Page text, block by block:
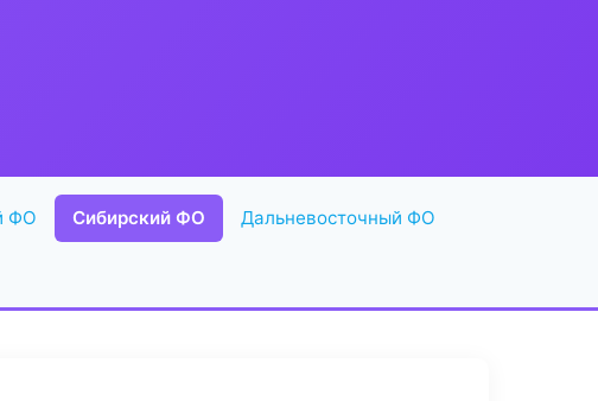
ФО Сибирский ФО Дальневосточный ФО